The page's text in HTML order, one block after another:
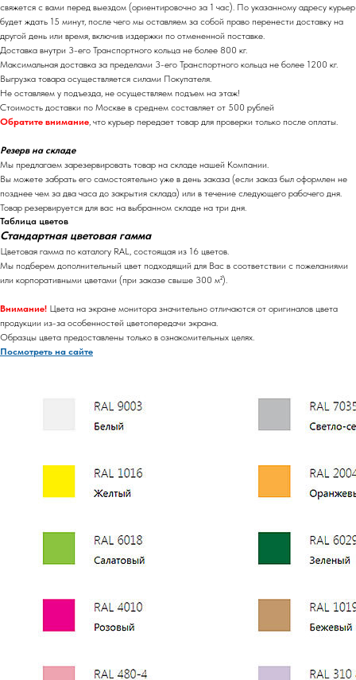
свяжется с вами перед выездом (ориентировочно за 1 час). По указанному адресу курьер
будет ждать 15 минут, после чего мы оставляем за собой право перенести доставку на
другой день или время, включив издержки по отмененной поставке.
Доставка внутри 3-его Транспортного кольца не более 800 кг.
Максимальная доставка за пределами 3-его Транспортного кольца не более 1200 кг.
Выгрузка товара осуществляется силами Покупателя.
Не оставляем у подъезда, не осуществляем подъем на этаж!
Стоимость доставки по Москве в среднем составляет от 500 рублей
Обратите внимание, что курьер передает товар для проверки только после оплаты.
Резерв на складе
Мы предлагаем зарезервировать товар на складе нашей Компании.
Вы можете забрать его самостоятельно уже в день заказа (если заказ был оформлен не
позднее чем за два часа до закрытия склада) или в течение следующего рабочего дня.
Товар резервируется для вас на выбранном складе на три дня.
Таблица цветов
Стандартная цветовая гамма
Цветовая гамма по каталогу RAL, состоящая из 16 цветов.
Мы подберем дополнительный цвет подходящий для Вас в соответствии с пожеланиями
или корпоративными цветами (при заказе свыше 300 м²).
Внимание! Цвета на экране монитора значительно отличаются от оригиналов цвета
продукции из-за особенностей цветопередачи экрана.
Образцы цвета предоставлены только в ознакомительных целях.
Посмотреть на сайте